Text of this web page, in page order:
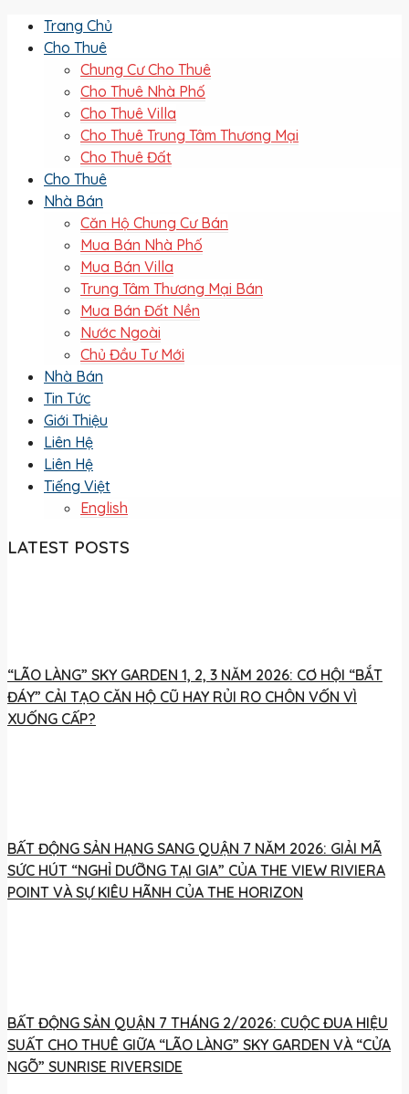
Trang Chủ
Cho Thuê
Chung Cư Cho Thuê
Cho Thuê Nhà Phố
Cho Thuê Villa
Cho Thuê Trung Tâm Thương Mại
Cho Thuê Đất
Cho Thuê
Nhà Bán
Căn Hộ Chung Cư Bán
Mua Bán Nhà Phố
Mua Bán Villa
Trung Tâm Thương Mại Bán
Mua Bán Đất Nền
Nước Ngoài
Chủ Đầu Tư Mới
Nhà Bán
Tin Tức
Giới Thiệu
Liên Hệ
Liên Hệ
Tiếng Việt
English
LATEST POSTS
“LÃO LÀNG” SKY GARDEN 1, 2, 3 NĂM 2026: CƠ HỘI “BẮT
ĐÁY” CẢI TẠO CĂN HỘ CŨ HAY RỦI RO CHÔN VỐN VÌ
XUỐNG CẤP?
BẤT ĐỘNG SẢN HẠNG SANG QUẬN 7 NĂM 2026: GIẢI MÃ
SỨC HÚT “NGHỈ DƯỠNG TẠI GIA” CỦA THE VIEW RIVIERA
POINT VÀ SỰ KIÊU HÃNH CỦA THE HORIZON
BẤT ĐỘNG SẢN QUẬN 7 THÁNG 2/2026: CUỘC ĐUA HIỆU
SUẤT CHO THUÊ GIỮA “LÃO LÀNG” SKY GARDEN VÀ “CỬA
NGÕ” SUNRISE RIVERSIDE